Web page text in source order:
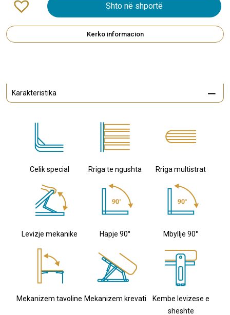
Shto në shportë
Kerko informacion
Karakteristika
Celik special Rriga te ngushta Rriga multistrat
Levizje mekanike Hapje 90° Mbyllje 90°
Mekanizem tavoline Mekanizem krevati
Kembe levizese e
sheshte